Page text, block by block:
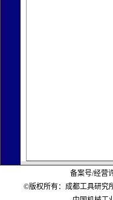
备案号/经营
©版权所有：成都工具研究